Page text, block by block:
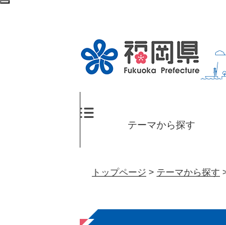
ペ
テーマから探す
トップページ > テーマから探す
本